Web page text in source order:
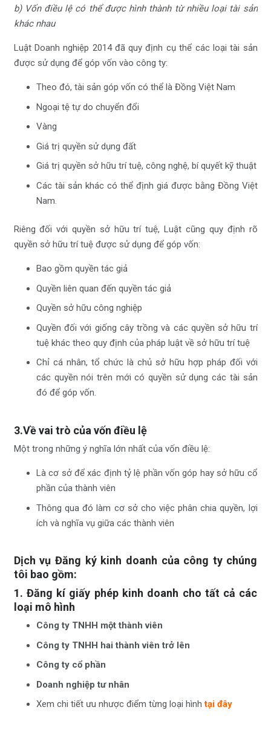
b) Vốn điều lệ có thể được hình thành từ nhiều loại tài sản
khác nhau
Luật Doanh nghiệp 2014 đã quy định cụ thể các loại tài sản
được sử dụng để góp vốn vào công ty:
Theo đó, tài sản góp vốn có thể là Đồng Việt Nam
Ngoại tệ tự do chuyển đổi
Vàng
Giá trị quyền sử dụng đất
Giá trị quyền sở hữu trí tuệ, công nghệ, bí quyết kỹ thuật
Các tài sản khác có thể định giá được bằng Đồng Việt
Nam.
Riêng đối với quyền sở hữu trí tuệ, Luật cũng quy định rõ
quyền sở hữu trí tuệ được sử dụng để góp vốn:
Bao gồm quyền tác giả
Quyền liên quan đến quyền tác giả
Quyền sở hữu công nghiệp
Quyền đối với giống cây trồng và các quyền sở hữu trí
tuệ khác theo quy định của pháp luật về sở hữu trí tuệ
Chỉ cá nhân, tổ chức là chủ sở hữu hợp pháp đối với
các quyền nói trên mới có quyền sử dụng các tài sản
đó để góp vốn.
3.Về vai trò của vốn điều lệ
Một trong những ý nghĩa lớn nhất của vốn điều lệ:
Là cơ sở để xác định tỷ lệ phần vốn góp hay sở hữu cổ
phần của thành viên
Thông qua đó làm cơ sở cho việc phân chia quyền, lợi
ích và nghĩa vụ giữa các thành viên
Dịch vụ Đăng ký kinh doanh của công ty chúng
tôi bao gồm:
1. Đăng kí giấy phép kinh doanh cho tất cả các
loại mô hình
Công ty TNHH một thành viên
Công ty TNHH hai thành viên trở lên
Công ty cổ phần
Doanh nghiệp tư nhân
Xem chi tiết ưu nhược điểm từng loại hình tại đây